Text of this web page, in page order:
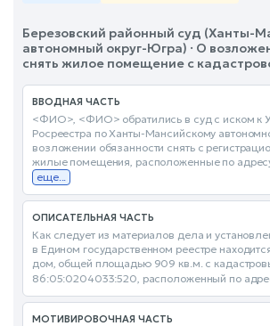
Березовский районный суд (Ханты-
автономный округ-Югра) · О
снять жилое помещение с
ВВОДНАЯ ЧАСТЬ
<ФИО>, <ФИО> обратились в суд с иском к
Росреестра по Ханты-Мансийскому
возложении обязанности снять с
жилые помещения, расположенные по
еще...
ОПИСАТЕЛЬНАЯ ЧАСТЬ
Как следует из материалов дела и
в Едином государственном реестре
дом, общей площадью 909 кв.м. с
86:05:0204033:520, расположенный по
МОТИВИРОВОЧНАЯ ЧАСТЬ